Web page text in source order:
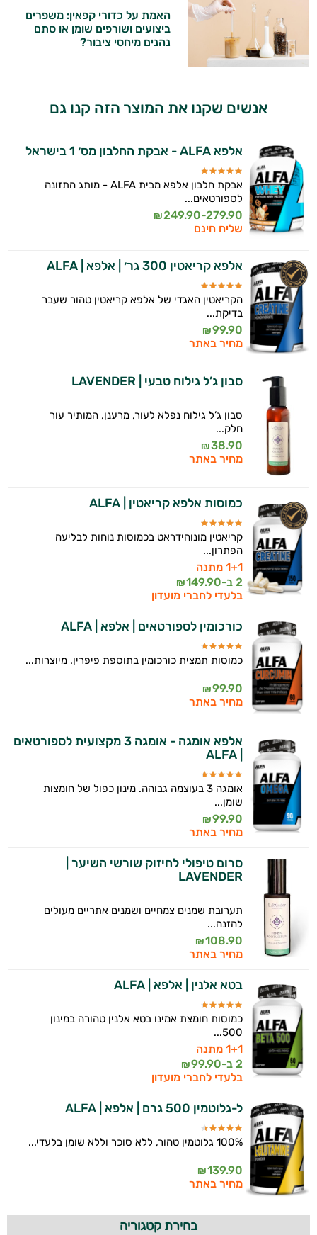
האמת על כדורי קפאין: משפרים
ביצועים ושורפים שומן או סתם
נהנים מיחסי ציבור?
אנשים שקנו את המוצר הזה קנו גם
אלפא ALFA - אבקת החלבון מס׳ 1 בישראל
אבקת חלבון אלפא מבית ALFA - מותג התזונה
לספורטאים...
249.90-279.90
₪
שליח חינם
אלפא קריאטין 300 גר׳ | אלפא | ALFA
הקריאטין האגדי של אלפא קריאטין טהור שעבר
בדיקת...
99.90
₪
מחיר באתר
סבון ג’ל גילוח טבעי | LAVENDER
סבון ג’ל גילוח נפלא לעור, מרענן, המותיר עור
חלק...
38.90
₪
מחיר באתר
כמוסות אלפא קריאטין | ALFA
קריאטין מונוהידראט בכמוסות נוחות לבליעה
הפתרון...
1+1 מתנה
2 ב-
149.90
₪
בלעדי לחברי מועדון
כורכומין לספורטאים | אלפא | ALFA
כמוסות תמצית כורכומין בתוספת פיפרין. מיוצרות...
99.90
₪
מחיר באתר
אלפא אומגה - אומגה 3 מקצועית לספורטאים
| ALFA
אומגה 3 בעוצמה גבוהה. מינון כפול של חומצות
שומן...
99.90
₪
מחיר באתר
סרום טיפולי לחיזוק שורשי השיער |
LAVENDER
תערובת שמנים צמחיים ושמנים אתריים מעולים
להזנה...
108.90
₪
מחיר באתר
בטא אלנין | אלפא | ALFA
כמוסות חומצת אמינו בטא אלנין טהורה במינון
500...
1+1 מתנה
2 ב-
99.90
₪
בלעדי לחברי מועדון
ל-גלוטמין 500 גרם | אלפא | ALFA
100% גלוטמין טהור, ללא סוכר וללא שומן בלעדי...
139.90
₪
מחיר באתר
בחירת קטגוריה
אני כאן כדי לעזור לך להתאים את תוספי
התזונה ומוצרי הבריאות המדויקים למטרות
ולמצב הגופני שלך, ולהסביר לך אילו רכיבים
עובדים יחד כדי למקסם תוצאות גם בחיי היום
המטרה שלי היא להתאים עבורך המלצות
זה הזמן להתחיל. איך אוכל לעזור?